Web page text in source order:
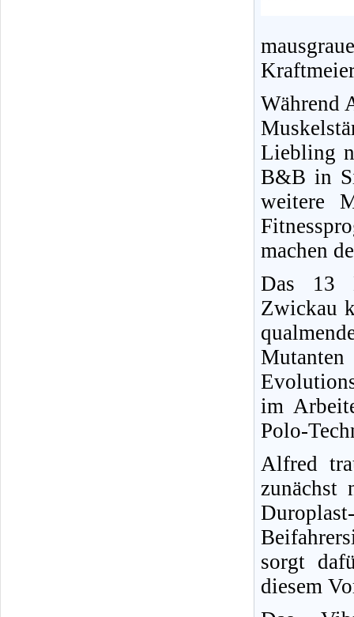
Während
Liebling
B&B in
weitere
machen
Das 13
Zwickau
im
Polo-
Alfred
zunächst
sorgt
diesem